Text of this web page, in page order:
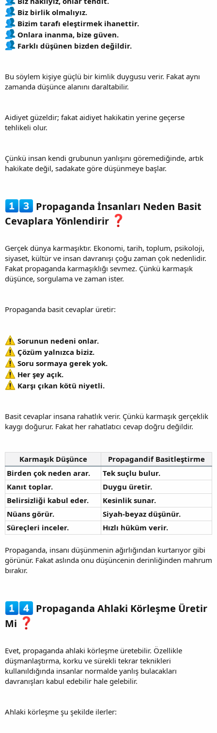
Biz birlik olmalıyız.
Bizim tarafı eleştirmek ihanettir.
Onlara inanma, bize güven.
Farklı düşünen bizden değildir.
Bu söylem kişiye güçlü bir kimlik duygusu verir. Fakat aynı
zamanda düşünce alanını daraltabilir.
Aidiyet güzeldir; fakat aidiyet hakikatin yerine geçerse
tehlikeli olur.
Çünkü insan kendi grubunun yanlışını göremediğinde, artık
hakikate değil, sadakate göre düşünmeye başlar.
Propaganda İnsanları Neden Basit
Cevaplara Yönlendirir
Gerçek dünya karmaşıktır. Ekonomi, tarih, toplum, psikoloji,
siyaset, kültür ve insan davranışı çoğu zaman çok nedenlidir.
Fakat propaganda karmaşıklığı sevmez. Çünkü karmaşık
düşünce, sorgulama ve zaman ister.
Propaganda basit cevaplar üretir:
Sorunun nedeni onlar.
Çözüm yalnızca biziz.
Soru sormaya gerek yok.
Her şey açık.
Karşı çıkan kötü niyetli.
Basit cevaplar insana rahatlık verir. Çünkü karmaşık gerçeklik
kaygı doğurur. Fakat her rahatlatıcı cevap doğru değildir.
Karmaşık Düşünce
Propagandif Basitleştirme
Birden çok neden arar.
Tek suçlu bulur.
Kanıt toplar.
Duygu üretir.
Belirsizliği kabul eder.
Kesinlik sunar.
Nüans görür.
Siyah-beyaz düşünür.
Süreçleri inceler.
Hızlı hüküm verir.
Propaganda, insanı düşünmenin ağırlığından kurtarıyor gibi
görünür. Fakat aslında onu düşüncenin derinliğinden mahrum
bırakır.
Propaganda Ahlaki Körleşme Üretir
Mi
Evet, propaganda ahlaki körleşme üretebilir. Özellikle
düşmanlaştırma, korku ve sürekli tekrar teknikleri
kullanıldığında insanlar normalde yanlış bulacakları
davranışları kabul edebilir hale gelebilir.
Ahlaki körleşme şu şekilde ilerler: